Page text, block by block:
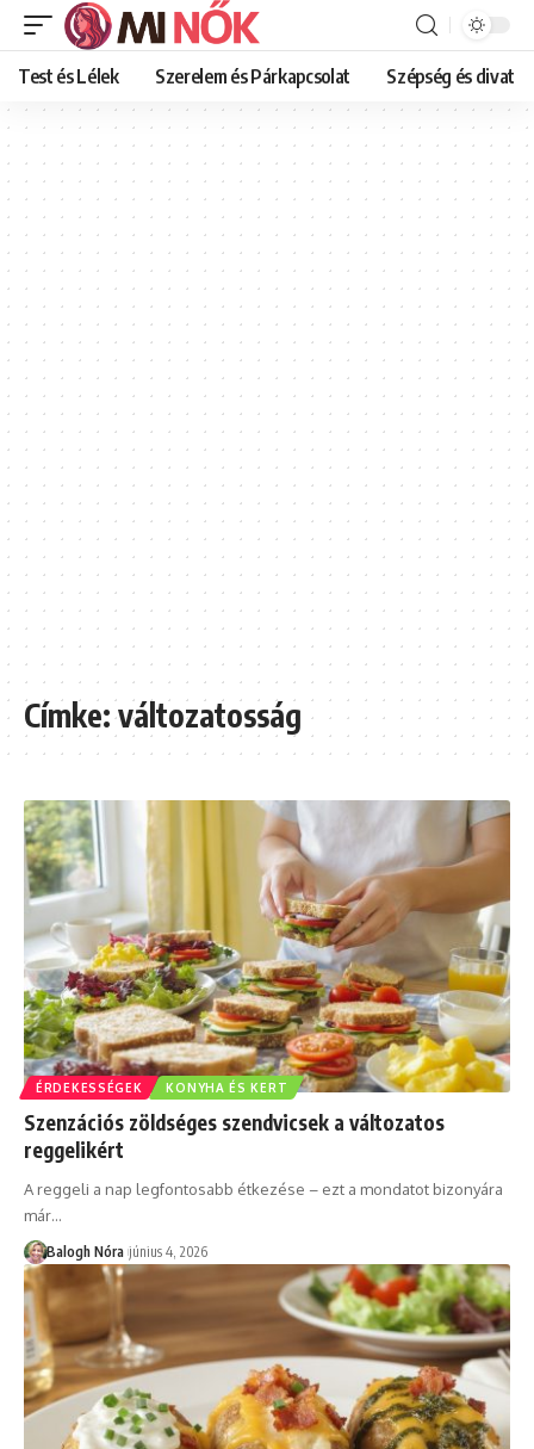
Test és Lélek Szerelem és Párkapcsolat Szépség és divat
Címke:változatosság
ÉRDEKESSÉGEK KONYHA ÉS KERT
Szenzációs zöldséges szendvicsek a változatos
reggelikért
A reggeli a nap legfontosabb étkezése – ezt a mondatot bizonyára
már…
Balogh Nóra június 4, 2026